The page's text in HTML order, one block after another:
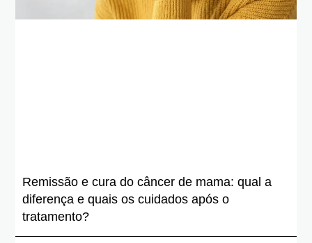
Remissão e cura do câncer de mama: qual a
diferença e quais os cuidados após o
tratamento?